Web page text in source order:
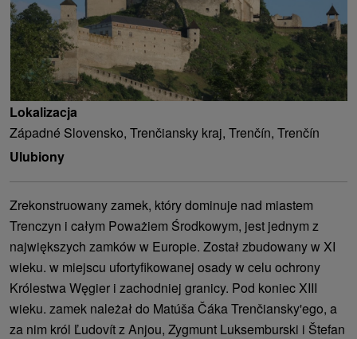
Lokalizacja
Západné Slovensko, Trenčiansky kraj, Trenčín, Trenčín
Ulubiony
Zrekonstruowany zamek, który dominuje nad miastem
Trenczyn i całym Poważiem Środkowym, jest jednym z
największych zamków w Europie. Został zbudowany w XI
wieku. w miejscu ufortyfikowanej osady w celu ochrony
Królestwa Węgier i zachodniej granicy. Pod koniec XIII
wieku. zamek należał do Matúša Čáka Trenčiansky'ego, a
za nim król Ľudovít z Anjou, Zygmunt Luksemburski i Štefan